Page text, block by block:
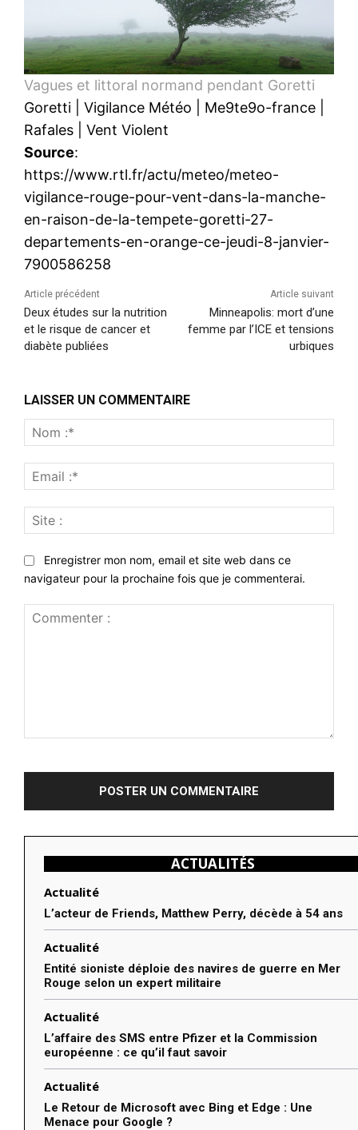
Vagues et littoral normand pendant Goretti
Goretti
Vigilance Météo Me9te9o-france
Rafales
Vent Violent
Source:
https://www.rtl.fr/actu/meteo/meteo-
vigilance-rouge-pour-vent-dans-la-manche-
en-raison-de-la-tempete-goretti-27-
departements-en-orange-ce-jeudi-8-janvier-
7900586258
Article précédent
Deux études sur la nutrition
et le risque de cancer et
diabète publiées
Article suivant
Minneapolis: mort d’une
femme par l’ICE et tensions
urbiques
LAISSER UN COMMENTAIRE
:*
:*
:
Enregistrer mon nom, email et site web dans ce
navigateur pour la prochaine fois que je commenterai.
ACTUALITÉS
Actualité
L’acteur de Friends, Matthew Perry, décède à 54 ans
Actualité
Entité sioniste déploie des navires de guerre en Mer
Rouge selon un expert militaire
Actualité
L’affaire des SMS entre Pfizer et la Commission
européenne : ce qu’il faut savoir
Actualité
Le Retour de Microsoft avec Bing et Edge : Une
Menace pour Google ?